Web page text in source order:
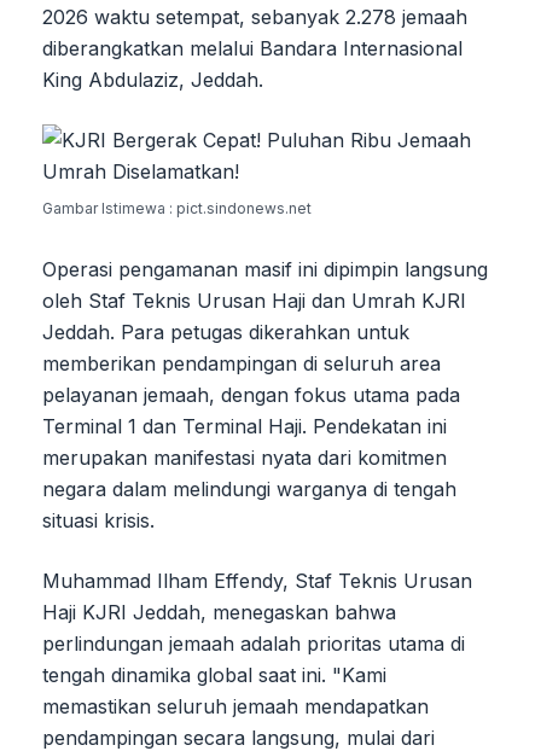
2026 waktu setempat, sebanyak 2.278 jemaah
diberangkatkan melalui Bandara Internasional
King Abdulaziz, Jeddah.
Gambar Istimewa : pict.sindonews.net
Operasi pengamanan masif ini dipimpin langsung
oleh Staf Teknis Urusan Haji dan Umrah KJRI
Jeddah. Para petugas dikerahkan untuk
memberikan pendampingan di seluruh area
pelayanan jemaah, dengan fokus utama pada
Terminal 1 dan Terminal Haji. Pendekatan ini
merupakan manifestasi nyata dari komitmen
negara dalam melindungi warganya di tengah
situasi krisis.
Muhammad Ilham Effendy, Staf Teknis Urusan
Haji KJRI Jeddah, menegaskan bahwa
perlindungan jemaah adalah prioritas utama di
tengah dinamika global saat ini. "Kami
memastikan seluruh jemaah mendapatkan
pendampingan secara langsung, mulai dari